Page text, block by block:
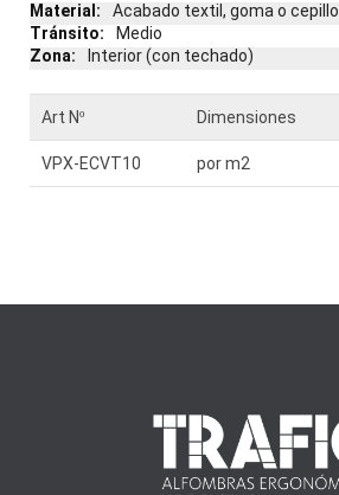
Acabado textil, goma o cepillo
Medio
Interior (con techado)
Art Nº Dimensiones
VPX-ECVT10 por m2